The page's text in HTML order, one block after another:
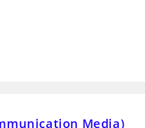
Media)